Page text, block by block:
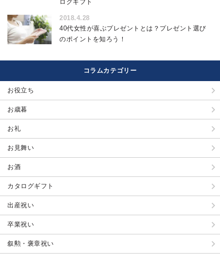
ログギフト
2018.4.28
40代女性が喜ぶプレゼントとは？プレゼント選び
のポイントを知ろう！
コラムカテゴリー
お役立ち
お歳暮
お礼
お見舞い
お酒
カタログギフト
出産祝い
卒業祝い
叙勲・褒章祝い